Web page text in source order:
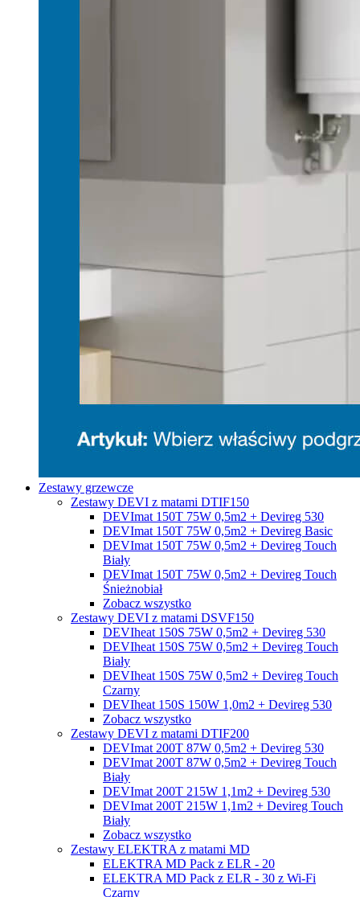
Zestawy grzewcze
Zestawy DEVI z matami DTIF150
DEVImat 150T 75W 0,5m2 + Devireg 530
DEVImat 150T 75W 0,5m2 + Devireg Basic
DEVImat 150T 75W 0,5m2 + Devireg Touch
Biały
DEVImat 150T 75W 0,5m2 + Devireg Touch
Śnieżnobiał
Zobacz wszystko
Zestawy DEVI z matami DSVF150
DEVIheat 150S 75W 0,5m2 + Devireg 530
DEVIheat 150S 75W 0,5m2 + Devireg Touch
Biały
DEVIheat 150S 75W 0,5m2 + Devireg Touch
Czarny
DEVIheat 150S 150W 1,0m2 + Devireg 530
Zobacz wszystko
Zestawy DEVI z matami DTIF200
DEVImat 200T 87W 0,5m2 + Devireg 530
DEVImat 200T 87W 0,5m2 + Devireg Touch
Biały
DEVImat 200T 215W 1,1m2 + Devireg 530
DEVImat 200T 215W 1,1m2 + Devireg Touch
Biały
Zobacz wszystko
Zestawy ELEKTRA z matami MD
ELEKTRA MD Pack z ELR - 20
ELEKTRA MD Pack z ELR - 30 z Wi-Fi
Czarny